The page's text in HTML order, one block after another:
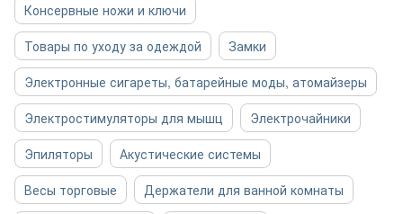
Консервные ножи и ключи
Товары по уходу за одеждой
Замки
Электронные сигареты, батарейные моды, атомайзеры
Электростимуляторы для мышц
Электрочайники
Эпиляторы
Акустические системы
Весы торговые
Держатели для ванной комнаты